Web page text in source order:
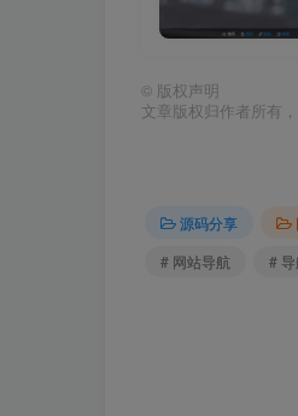
© 版权声明
文章版权归作者所有
源码分享
# 网站导航
#